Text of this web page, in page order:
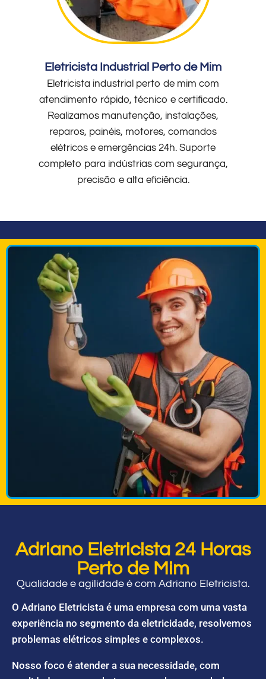
Eletricista Industrial Perto de Mim
Eletricista industrial perto de mim com
atendimento rápido, técnico e certificado.
Realizamos manutenção, instalações,
reparos, painéis, motores, comandos
elétricos e emergências 24h. Suporte
completo para indústrias com segurança,
precisão e alta eficiência.
Adriano Eletricista 24 Horas
Perto de Mim
Qualidade e agilidade é com Adriano Eletricista.
O Adriano Eletricista é uma empresa com uma vasta
experiência no segmento da eletricidade, resolvemos
problemas elétricos simples e complexos.
Nosso foco é atender a sua necessidade, com